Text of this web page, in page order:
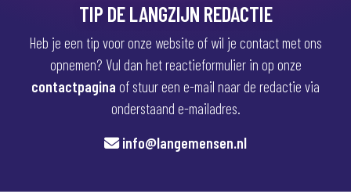
TIP DE LANGZIJN REDACTIE
Heb je een tip voor onze website of wil je contact met ons
opnemen? Vul dan het reactieformulier in op onze
contactpagina of stuur een e-mail naar de redactie via
onderstaand e-mailadres.
info@langemensen.nl